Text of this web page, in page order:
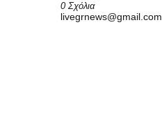
0 Σχόλια
livegrnews@gmail.com